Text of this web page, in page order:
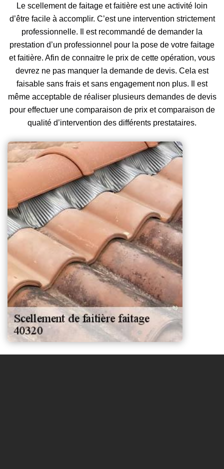
Le scellement de faitage et faitière est une activité loin
d’être facile à accomplir. C’est une intervention strictement
professionnelle. Il est recommandé de demander la
prestation d’un professionnel pour la pose de votre faitage
et faitière. Afin de connaitre le prix de cette opération, vous
devrez ne pas manquer la demande de devis. Cela est
faisable sans frais et sans engagement non plus. Il est
même acceptable de réaliser plusieurs demandes de devis
pour effectuer une comparaison de prix et comparaison de
qualité d’intervention des différents prestataires.